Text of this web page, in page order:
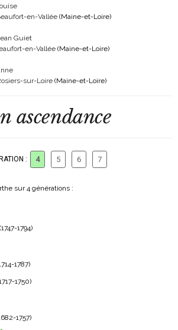
en-Vallée (Maine-et-Loire)
Guiet
en-Vallée (Maine-et-Loire)
sur-Loire (Maine-et-Loire)
ascendance
: 4 5 6 7
sur 4 générations :
(1747-1794)
1787)
1750)
1757)